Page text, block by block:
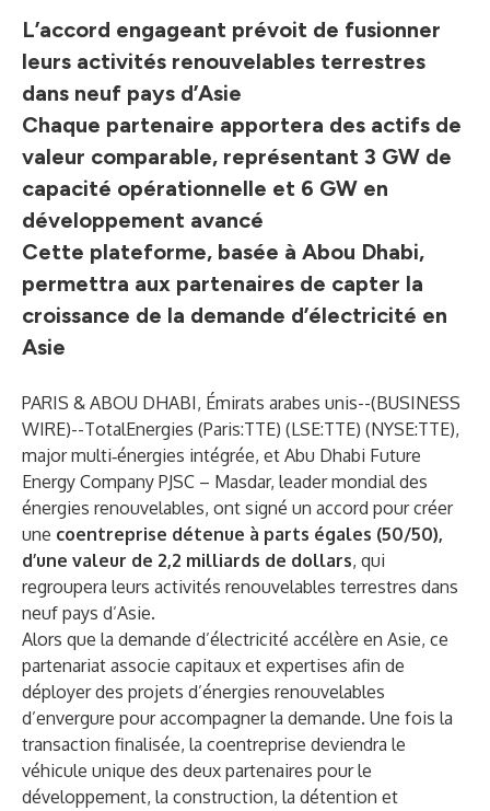
L’accord engageant prévoit de fusionner
leurs activités renouvelables terrestres
dans neuf pays d’Asie
Chaque partenaire apportera des actifs de
valeur comparable, représentant 3 GW de
capacité opérationnelle et 6 GW en
développement avancé
Cette plateforme, basée à Abou Dhabi,
permettra aux partenaires de capter la
croissance de la demande d’électricité en
Asie
PARIS & ABOU DHABI, Émirats arabes unis--(BUSINESS
WIRE)--TotalEnergies (Paris:TTE) (LSE:TTE) (NYSE:TTE),
major multi‑énergies intégrée, et Abu Dhabi Future
Energy Company PJSC – Masdar, leader mondial des
énergies renouvelables, ont signé un accord pour créer
une coentreprise détenue à parts égales (50/50),
d’une valeur de 2,2 milliards de dollars, qui
regroupera leurs activités renouvelables terrestres dans
neuf pays d’Asie.
Alors que la demande d’électricité accélère en Asie, ce
partenariat associe capitaux et expertises afin de
déployer des projets d’énergies renouvelables
d’envergure pour accompagner la demande. Une fois la
transaction finalisée, la coentreprise deviendra le
véhicule unique des deux partenaires pour le
développement, la construction, la détention et